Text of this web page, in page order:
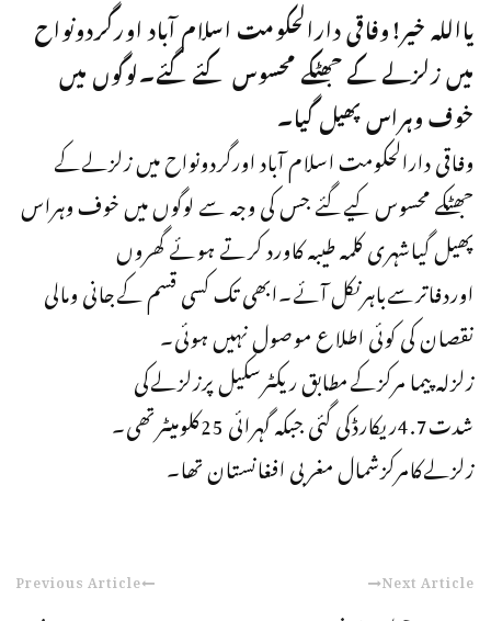
یااللہ خیر!وفاقی دارالحکومت اسلام آباد اورگردونواح
میں زلزلے کے جھٹکے محسوس کئےگئے۔لوگوں میں
خوف وہراس پھیل گیا۔
وفاقی دارالحکومت اسلام آباد اورگردونواح میں زلزلےکے
جھٹکے محسوس کیےگئے جس کی وجہ سے لوگوں میں خوف وہراس
پھیل گیاشہری کلمہ طیبہ کاورد کرتے ہوئے گھروں
اوردفاترسےباہرنکل آئے۔ابھی تک کسی قسم کےجانی ومالی
نقصان کی کوئی اطلاع موصول نہیں ہوئی۔
زلزلہ پیما مرکزکےمطابق ریکٹرسکیل پرزلزلےکی
شدت4.7ریکارڈکی گئی جبکہ گہرائی 25کلومیٹرتھی۔
زلزلےکامرکزشمال مغربی افغانستان تھا۔
Previous Article Next Article